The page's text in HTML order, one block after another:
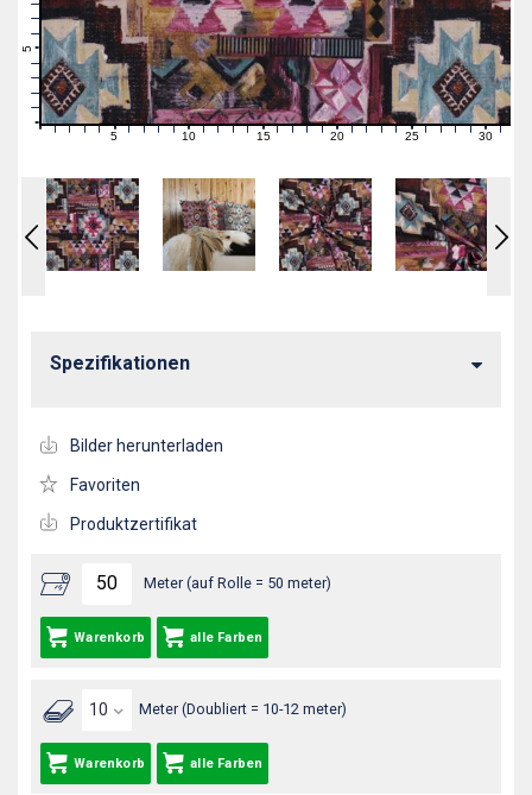
0
1
3
4
0 1 2 3 4 5 6 7 8910111213141516171819202122232425 2627282930 31
Meter (auf Rolle = 50 meter)
Warenkorb alle Farben
Meter (Doubliert = 10-12 meter)
Warenkorb alle Farben
Spezifikationen
Bilder herunterladen
Favoriten
Produktzertifikat